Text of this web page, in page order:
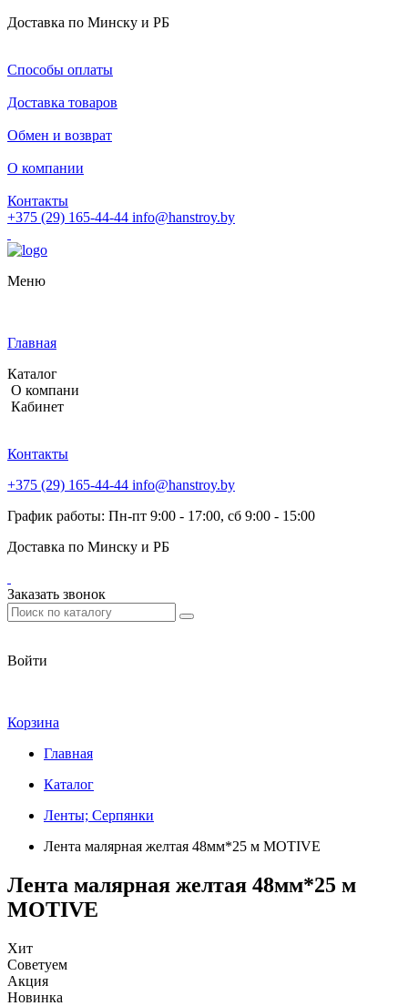
Доставка по Минску и РБ
Способы оплаты
Доставка товаров
Обмен и возврат
О компании
Контакты
+375 (29) 165-44-44 info@hanstroy.by
Меню
Главная
Каталог
О компани
Кабинет
Контакты
+375 (29) 165-44-44 info@hanstroy.by
График работы: Пн-пт 9:00 - 17:00, сб 9:00 - 15:00
Доставка по Минску и РБ
Заказать звонок
Войти
Корзина
Главная
Каталог
Ленты; Серпянки
Лента малярная желтая 48мм*25 м MOTIVE
Лента малярная желтая 48мм*25 м
MOTIVE
Хит
Советуем
Акция
Новинка